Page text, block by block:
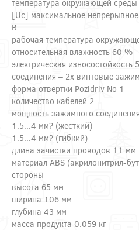
температура окружающей
[Uc] максимальное
В
рабочая температура
относительная влажность 60 %
электрическая износостойкость
соединения – 2x винтовые
форма отвертки Pozidriv No 1
количество кабелей 2
мощность зажимного соединения
1.5...4 мм? (жесткий)
1.5...4 мм? (гибкий)
длина зачистки проводов 11 мм
материал ABS (акрилонитрил-
стороны
высота 65 мм
ширина 106 мм
глубина 43 мм
масса продукта 0.059 кг